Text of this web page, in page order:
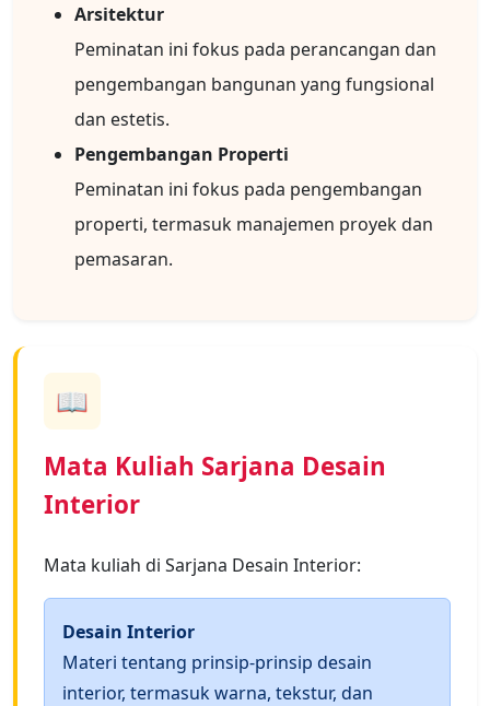
Arsitektur
Peminatan ini fokus pada perancangan dan
pengembangan bangunan yang fungsional
dan estetis.
Pengembangan Properti
Peminatan ini fokus pada pengembangan
properti, termasuk manajemen proyek dan
pemasaran.
📖
Mata Kuliah Sarjana Desain
Interior
Mata kuliah di Sarjana Desain Interior:
Desain Interior
Materi tentang prinsip-prinsip desain
interior, termasuk warna, tekstur, dan